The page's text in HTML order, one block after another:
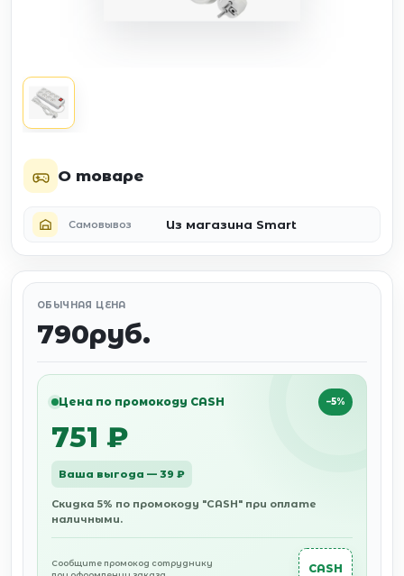
О товаре
Самовывоз Из магазина Smart
ОБЫЧНАЯ ЦЕНА
790руб.
Цена по промокоду CASH −5%
751 ₽
Ваша выгода — 39 ₽
Скидка 5% по промокоду "CASH" при оплате
наличными.
Сообщите промокод сотруднику
CASH